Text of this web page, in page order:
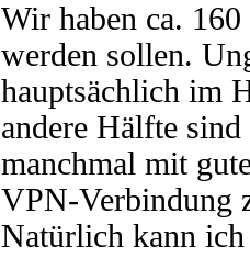
Wir haben ca.
werden sollen.
hauptsächlich im
andere Hälfte
manchmal mit
VPN-Verbindung
Natürlich kann ich